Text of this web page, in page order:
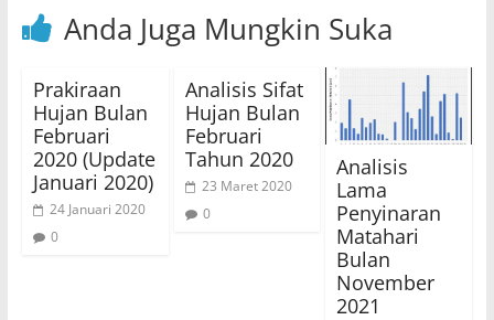
Anda Juga Mungkin Suka
Prakiraan
Hujan Bulan
Februari
2020 (Update
Januari 2020)
24 Januari 2020
0
Analisis Sifat
Hujan Bulan
Februari
Tahun 2020
23 Maret 2020
0
Analisis
Lama
Penyinaran
Matahari
Bulan
November
2021